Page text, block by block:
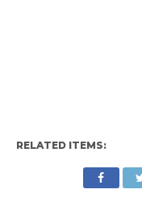
RELATED ITEMS: